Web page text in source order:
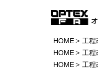
HOME 工程
HOME
工程
HOME
工程